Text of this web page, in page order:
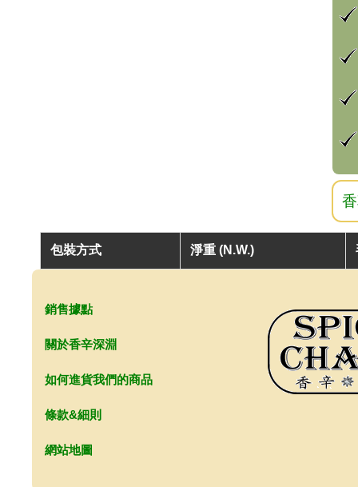
包裝方式 淨重 (N.W.)
銷售據點
關於香辛深淵
如何進貨我們的商品
條款&細則
網站地圖